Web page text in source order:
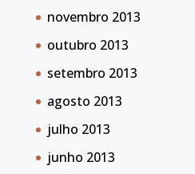
novembro 2013
outubro 2013
setembro 2013
agosto 2013
julho 2013
junho 2013